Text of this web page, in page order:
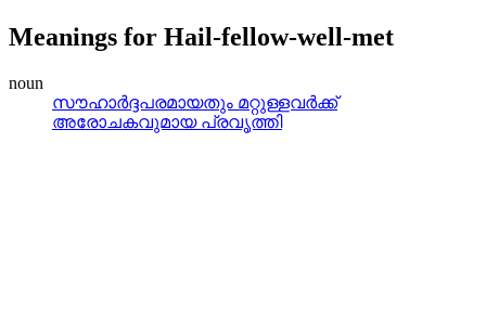
Meanings for Hail-fellow-well-met
noun
സൗഹാര്‍ദ്ദപരമായതും മറ്റുള്ളവര്‍ക്ക്‌
അരോചകവുമായ പ്രവൃത്തി